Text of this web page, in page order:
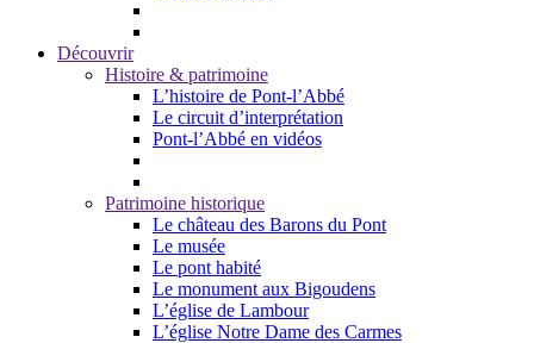
Découvrir
Histoire & patrimoine
L’histoire de Pont-l’Abbé
Le circuit d’interprétation
Pont-l’Abbé en vidéos
Patrimoine historique
Le château des Barons du Pont
Le musée
Le pont habité
Le monument aux Bigoudens
L’église de Lambour
L’église Notre Dame des Carmes